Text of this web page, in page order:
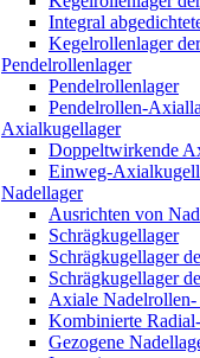
Integral
Kegelrollenlager
Pendelrollenlager
Pendelrollenlager
Pendelrollen-
Axialkugellager
Doppeltwirkende
Einweg-
Nadellager
Ausrichten von
Schrägkugellager
Schrägkugellager
Schrägkugellager
Axiale
Kombinierte
Gezogene